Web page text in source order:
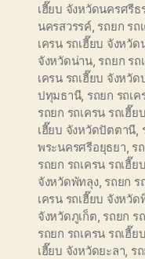
เฮี๊ยบ จังหวัดนครศรีธ
นครสวรรค์, รถยก รถ
เครน รถเฮี๊ยบ จังหวัด
จังหวัดน่าน, รถยก รถ
เครน รถเฮี๊ยบ จังหวัด
ปทุมธานี, รถยก รถเ
รถยก รถเครน รถเฮี๊
เฮี๊ยบ จังหวัดปัตตานี
พระนครศรีอยุธยา ร
รถยก รถเครน รถเฮี๊ย
จังหวัดพัทลุง, รถยก ร
เครน รถเฮี๊ยบ จังหวั
จังหวัดภูเก็ต รถยก ร
รถยก รถเครน รถเฮี๊
เฮี๊ยบ จังหวัดยะลา ร